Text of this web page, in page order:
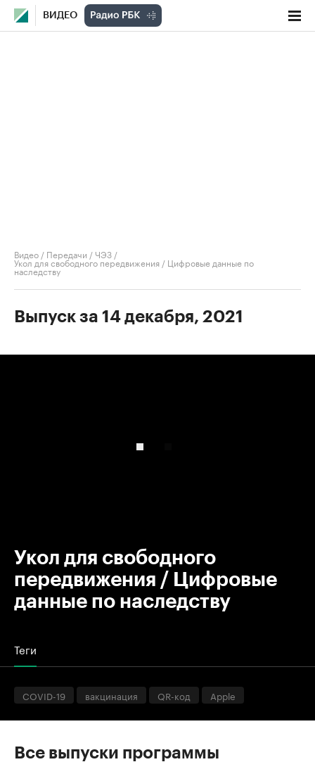
ВИДЕО
Видео / Передачи /ЧЭЗ /
Укол для свободного передвижения / Цифровые данные по
наследству
Выпуск за 14 декабря, 2021
Укол для свободного
передвижения / Цифровые
данные по наследству
Теги
COVID-19 вакцинация QR-код Apple
Все выпуски программы